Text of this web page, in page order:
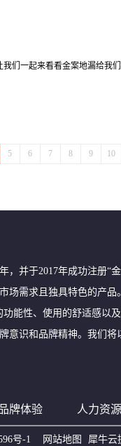
明专利。5、清洗方便金案自
安装方法1、拆除旧的地漏，
此次发布会主要围绕金案对
的加入是促进行业的发展而
种继续传递，用优秀的产品让
完美启幕的同时也是汶水路红
们一起来看看金案地漏给我
5 6 7 8 9 10
，并于2017年成功注册
场需求且独具特色的产
功能性、使用的舒适感以
意识和品牌精神。我们
牌体验 人力资源
号-1 网站地图 犀牛云